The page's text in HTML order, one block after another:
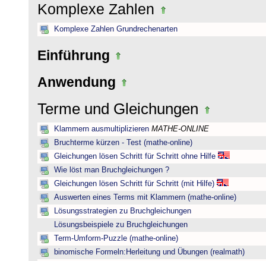
Komplexe Zahlen
Komplexe Zahlen Grundrechenarten
Einführung
Anwendung
Terme und Gleichungen
Klammern ausmultiplizieren MATHE-ONLINE
Bruchterme kürzen - Test (mathe-online)
Gleichungen lösen Schritt für Schritt ohne Hilfe
Wie löst man Bruchgleichungen ?
Gleichungen lösen Schritt für Schritt (mit Hilfe)
Auswerten eines Terms mit Klammern (mathe-online)
Lösungsstrategien zu Bruchgleichungen
Lösungsbeispiele zu Bruchgleichungen
Term-Umform-Puzzle (mathe-online)
binomische Formeln:Herleitung und Übungen (realmath)